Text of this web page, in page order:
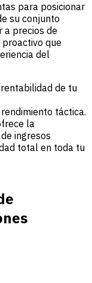
para posicionar
su conjunto
a precios de
que
del
de tu
táctica.
la
ingresos
total en toda tu